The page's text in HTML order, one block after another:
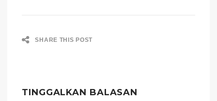
SHARE THIS POST
TINGGALKAN BALASAN